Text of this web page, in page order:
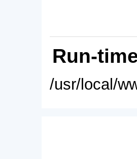
Run-
/usr/local/